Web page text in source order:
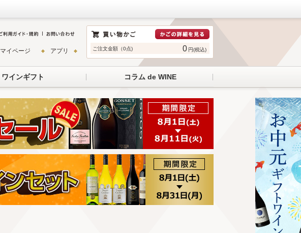
ご注文金額（0点) 0 円(税込)
マイページ アプリ
ワインギフト コラム de WINE